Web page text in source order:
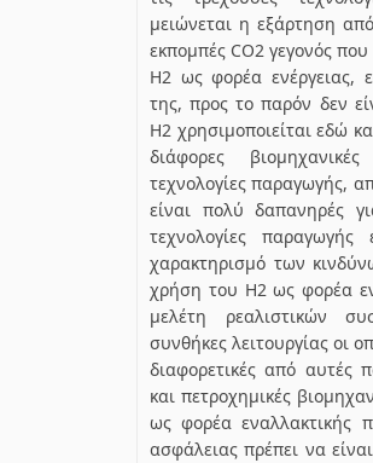
μειώνεται η εξάρτηση
εκπομπές CO2 γεγονός
Η2 ως φορέα ενέργειας,
της, προς το παρόν δεν
Η2 χρησιμοποιείται εδώ
διάφορες
τεχνολογίες παραγωγής,
είναι πολύ δαπανηρές
τεχνολογίες παραγωγής
χαρακτηρισμό των
χρήση του Η2 ως φορέα
μελέτη ρεαλιστικών
συνθήκες λειτουργίας οι
διαφορετικές από αυτές
και πετροχημικές
ως φορέα εναλλακτικής
ασφάλειας πρέπει να